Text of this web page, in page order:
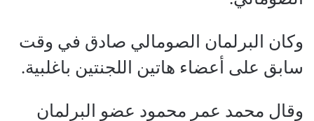
وكان البرلمان الصومالي صادق في وقت
سابق على أعضاء هاتين اللجنتين باغلبية.
وقال محمد عمر محمود عضو البرلمان